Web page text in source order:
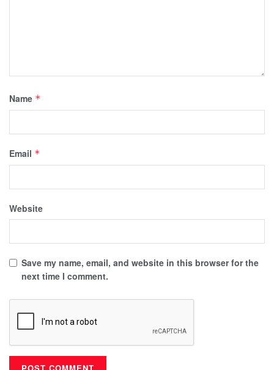
Name *
Email *
Website
Save my name, email, and website in this browser for the
next time I comment.